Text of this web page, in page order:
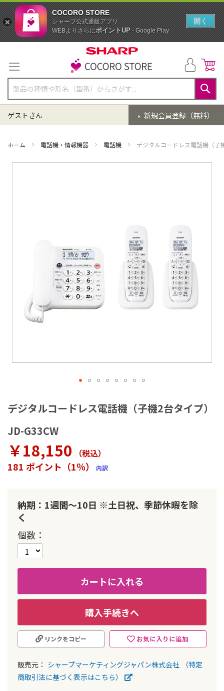
テ
ン
ツ
に
ス
キ
ッ
検
索
新規会員登録（無料）
ゲストさん
ホーム 電話機・情報機器 電話機 デジタルコードレス電話機（子
デジタルコードレス電話機（子機2台タイプ）
JD-G33CW
￥18,150 （税込）
181 ポイント（1％） 内訳
納期：1週間～10日 ※土日祝、季節休暇を除
く
個数
カートに入れる
購入手続きへ
お気に入りに追加
リンクをコピー
販売元： シャープマーケティングジャパン株式会社
（特定
商取引法に基づく表示はこちら）
メ
ー
ギ
ャ
ラ
リ
ー
初
動
す
COCORO STORE
シャープ公式通販アプリ
WEBよりさらにポイントUP- Google Play
開く